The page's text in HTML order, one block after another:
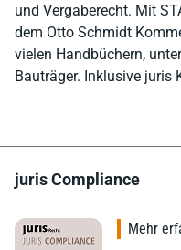
und Vergaberecht. Mit
dem Otto Schmidt
vielen Handbüchern,
Bauträger. Inklusive juris
juris Compliance
Mehr